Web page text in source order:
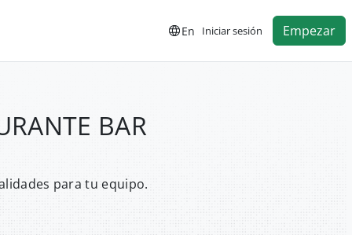
En Iniciar sesión Empezar
BAR
para tu equipo.